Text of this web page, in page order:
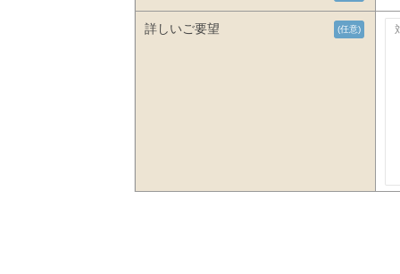
詳しいご要望 (任意)